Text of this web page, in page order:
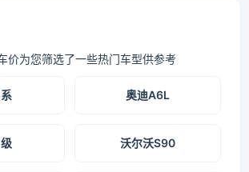
价为您筛选了一些热门车型供参考
奥迪A6L
沃尔沃S90